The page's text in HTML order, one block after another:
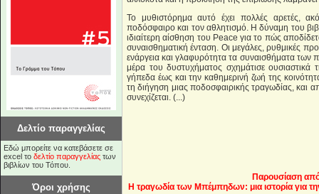
Δελτίο παραγγελίας
Εδώ μπορείτε να κατεβάσετε σε
excel το δελτίο παραγγελίας των
βιβλίων του Τόπου.
Όροι χρήσης
Το μυθιστόρημα αυτό έχει πολλές αρετές,
ποδόσφαιρο και τον αθλητισμό. Η δύναμη του
ιδιαίτερη αίσθηση του Peace για το πώς
συναισθηματική ένταση. Οι μεγάλες, ρυθμικές
ενάργεια και γλαφυρότητα τα συναισθήματα
μέρα του δυστυχήματος σχημάτισε
γήπεδα έως και την καθημερινή ζωή της
τη διήγηση μιας ποδοσφαιρικής τραγωδίας, και
συνεχίζεται. (...)
Παρουσίαση
Η τραγωδία των Μπέμπηδων: μια ιστορία για